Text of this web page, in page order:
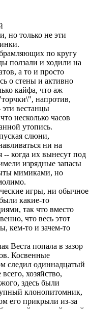
но только не эти
по кругу
ползали и ходили на
а то и просто
о стены и активно
кайфа, что аж
напротив,
вестанцы
несколько часов
утопись.
слюни,
ни на
когда их вынесут под
изрядные запасы
мимиками, но
игры, ни обычное
какие-то
так что вместо
что весь этот
кем-то и зачем-то
Веста попала в зазор
Косвенные
следил одиннадцатый
хозяйство,
здесь были
клонопитомник,
его прикрыли из-за